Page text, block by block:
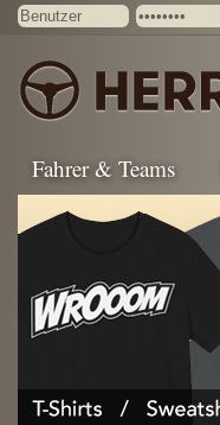
Fahrer & Teams